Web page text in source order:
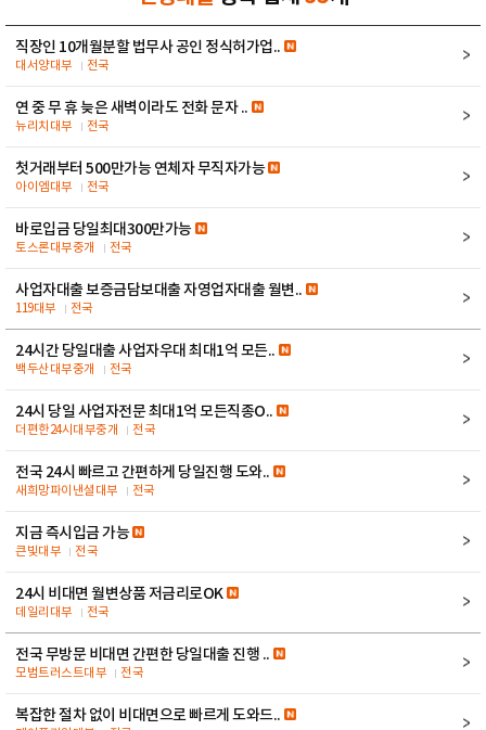
직장인 10개월분할 법무사 공인 정식허가업..
대서양대부 전국
연 중 무 휴 늦은 새벽이라도 전화 문자 ..
뉴리치대부 전국
첫거래부터 500만가능 연체자 무직자가능
아이엠대부 전국
바로입금 당일최대300만가능
토스론대부중개 전국
사업자대출 보증금담보대출 자영업자대출 월변..
119대부 전국
24시간 당일대출 사업자우대 최대1억 모든..
백두산대부중개 전국
24시 당일 사업자전문 최대1억 모든직종O..
더편한24시대부중개 전국
전국 24시 빠르고 간편하게 당일진행 도와..
새희망파이낸셜대부 전국
지금 즉시입금 가능
큰빛대부 전국
24시 비대면 월변상품 저금리로OK
데일리대부 전국
전국 무방문 비대면 간편한 당일대출 진행 ..
모범트러스트대부 전국
복잡한 절차 없이 비대면으로 빠르게 도와드..